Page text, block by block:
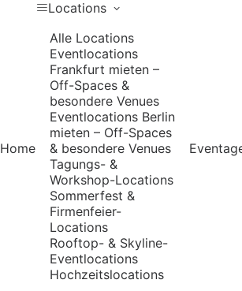
Home
Locations
Alle Locations
Eventlocations
Frankfurt mieten –
Off-Spaces &
besondere Venues
Eventlocations Berlin
mieten – Off-Spaces
& besondere Venues
Tagungs- &
Workshop-Locations
Sommerfest &
Firmenfeier-
Locations
Rooftop- & Skyline-
Eventlocations
Hochzeitslocations